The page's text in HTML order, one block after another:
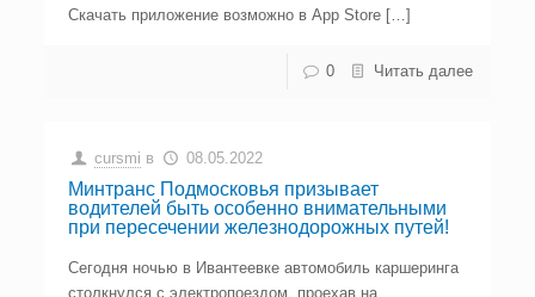
Скачать приложение возможно в App Store […]
0 Читать далее
cursmi в 08.05.2022
Минтранс Подмосковья призывает
водителей быть особенно внимательными
при пересечении железнодорожных путей!
Сегодня ночью в Ивантеевке автомобиль каршеринга
столкнулся с электропоездом, проехав на